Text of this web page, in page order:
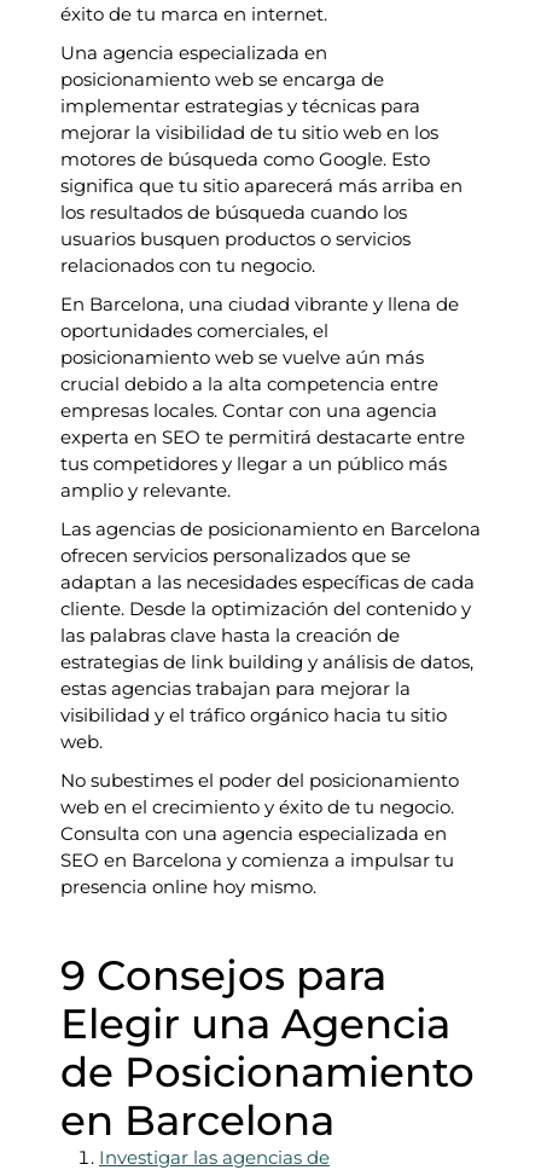
éxito de tu marca en internet.
Una agencia especializada en
posicionamiento web se encarga de
implementar estrategias y técnicas para
mejorar la visibilidad de tu sitio web en los
motores de búsqueda como Google. Esto
significa que tu sitio aparecerá más arriba en
los resultados de búsqueda cuando los
usuarios busquen productos o servicios
relacionados con tu negocio.
En Barcelona, una ciudad vibrante y llena de
oportunidades comerciales, el
posicionamiento web se vuelve aún más
crucial debido a la alta competencia entre
empresas locales. Contar con una agencia
experta en SEO te permitirá destacarte entre
tus competidores y llegar a un público más
amplio y relevante.
Las agencias de posicionamiento en Barcelona
ofrecen servicios personalizados que se
adaptan a las necesidades específicas de cada
cliente. Desde la optimización del contenido y
las palabras clave hasta la creación de
estrategias de link building y análisis de datos,
estas agencias trabajan para mejorar la
visibilidad y el tráfico orgánico hacia tu sitio
web.
No subestimes el poder del posicionamiento
web en el crecimiento y éxito de tu negocio.
Consulta con una agencia especializada en
SEO en Barcelona y comienza a impulsar tu
presencia online hoy mismo.
9 Consejos para
Elegir una Agencia
de Posicionamiento
en Barcelona
Investigar las agencias de